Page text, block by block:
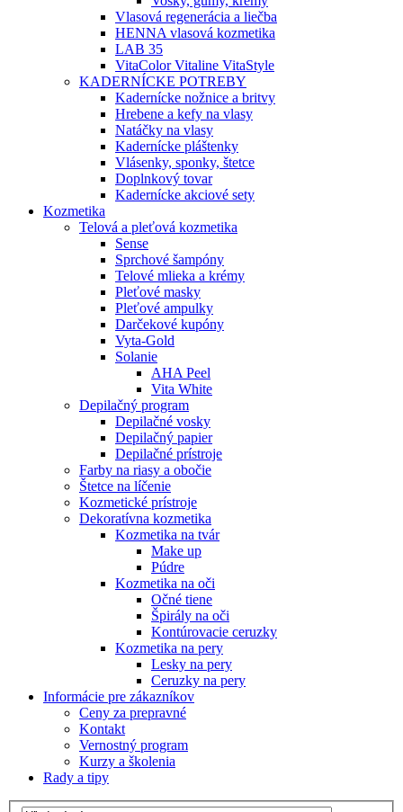
Vlasová regenerácia a liečba
HENNA vlasová kozmetika
LAB 35
VitaColor Vitaline VitaStyle
KADERNÍCKE POTREBY
Kadernícke nožnice a britvy
Hrebene a kefy na vlasy
Natáčky na vlasy
Kadernícke pláštenky
Vlásenky, sponky, štetce
Doplnkový tovar
Kadernícke akciové sety
Kozmetika
Telová a pleťová kozmetika
Sense
Sprchové šampóny
Telové mlieka a krémy
Pleťové masky
Pleťové ampulky
Darčekové kupóny
Vyta-Gold
Solanie
AHA Peel
Vita White
Depilačný program
Depilačné vosky
Depilačný papier
Depilačné prístroje
Farby na riasy a obočie
Štetce na líčenie
Kozmetické prístroje
Dekoratívna kozmetika
Kozmetika na tvár
Make up
Púdre
Kozmetika na oči
Očné tiene
Špirály na oči
Kontúrovacie ceruzky
Kozmetika na pery
Lesky na pery
Ceruzky na pery
Informácie pre zákazníkov
Ceny za prepravné
Kontakt
Vernostný program
Kurzy a školenia
Rady a tipy